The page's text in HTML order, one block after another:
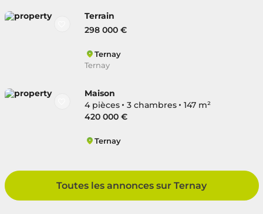
Terrain
298 000 €
Ternay
Ternay
Maison
4 pièces
3 chambres
147 m²
420 000 €
Ternay
Toutes les annonces sur Ternay